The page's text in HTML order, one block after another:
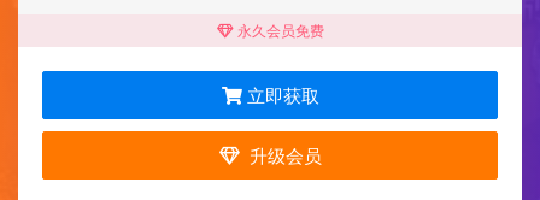
永久会员免费
立即获取
升级会员